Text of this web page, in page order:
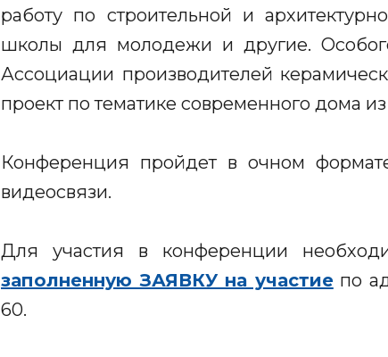
работу по строительной и
школы для молодежи и другие.
Ассоциации производителей
проект по тематике современного дома
Конференция пройдет в очном
видеосвязи.
Для участия в конференции
заполненную ЗАЯВКУ на участиепо
60.